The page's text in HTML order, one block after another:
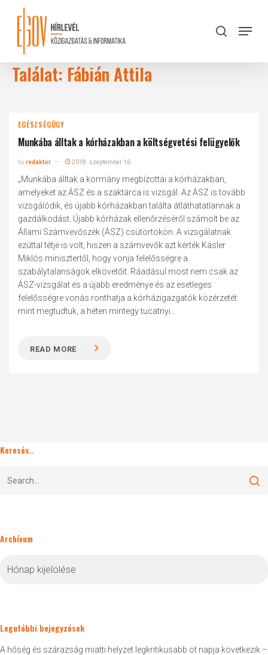
content
search
Menu
Találat: Fábián Attila
EGÉSZSÉGÜGY
Munkába álltak a kórházakban a költségvetési felügyelők
byredaktor 2018. szeptember 16.
„Munkába álltak a kormány megbízottai a kórházakban,
amelyeket az ÁSZ és a szaktárca is vizsgál. Az ÁSZ is tovább
vizsgálódik, és újabb kórházakban találta átláthatatlannak a
gazdálkodást. Újabb kórházak ellenőrzéséről számolt be az
Állami Számvevőszék (ÁSZ) csütörtökön. A vizsgálatnak
ezúttal tétje is volt, hiszen a számvevők azt kérték Kásler
Miklós minisztertől, hogy vonja felelősségre a
szabálytalanságok elkövetőit. Ráadásul most nem csak az
ÁSZ-vizsgálat és a újabb eredménye és az esetleges
felelősségre vonás ronthatja a kórházigazgatók közérzetét:
mint megtudtuk, a héten mintegy tucatnyi...
READ MORE
Keresés..
Archívum
Legutóbbi bejegyzések
A hőség és szárazság miatti helyzet legkritikusabb öt napja következik –
Close